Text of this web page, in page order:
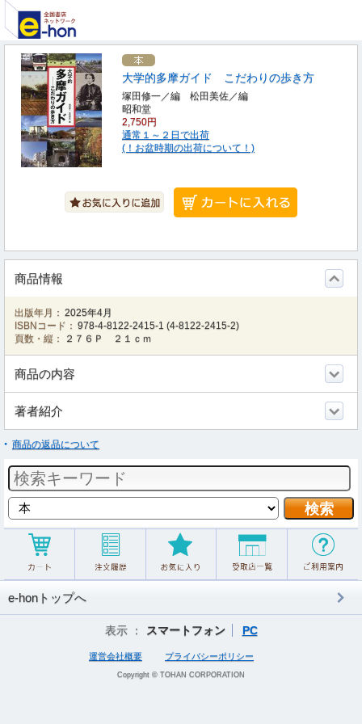
大学的多摩ガイド こだわりの歩き方
塚田修一／編 松田美佐／編
昭和堂
2,750円
通常１～２日で出荷
(！お盆時期の出荷について！)
商品情報
出版年月： 2025年4月
ISBNコード： 978-4-8122-2415-1 (4-8122-2415-2)
頁数・縦：
２７６Ｐ ２１ｃｍ
商品の内容
著者紹介
商品の返品について
e-honトップへ
表示 ： スマートフォン PC
運営会社概要 プライバシーポリシー
Copyright © TOHAN CORPORATION